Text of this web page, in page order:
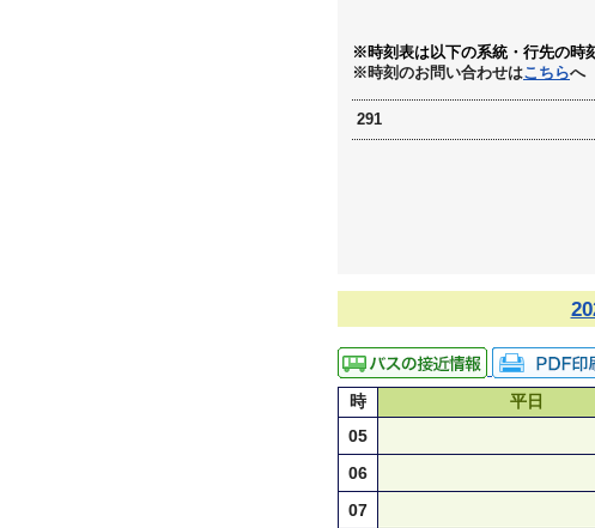
※時刻表は以下の系統・行先の時
※時刻のお問い合わせはこちらへ
291
時 平日
05
06
07